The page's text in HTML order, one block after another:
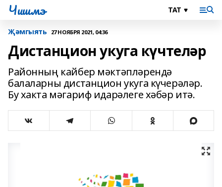
Чишмэ
Җәмгыять 27 НОЯБРЯ 2021, 04:36
Дистанцион укуга күчтеләр
Районның кайбер мәктәпләрендә
балаларны дистанцион укуга күчерәләр.
Бу хакта мәгариф идарәлеге хәбәр итә.